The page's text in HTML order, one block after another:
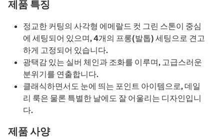
제품 특징
정교한 커팅의 사각형 에메랄드 컷 그린 스톤이 중심
에 세팅되어 있으며, 4개의 프롱(발톱) 세팅으로 견고
하게 고정되어 있습니다.
광택감 있는 실버 체인과 조화를 이루며, 고급스러운
분위기를 연출합니다.
클래식하면서도 눈에 띄는 포인트 아이템으로, 데일
리 룩은 물론 특별한 날에도 잘 어울리는 디자인입니
다.
제품 사양